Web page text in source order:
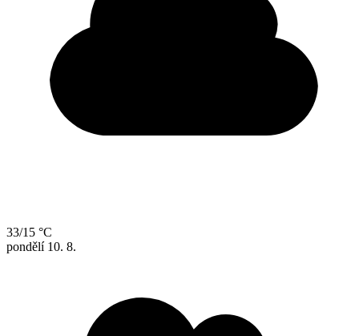
33/15 °C
pondělí 10. 8.